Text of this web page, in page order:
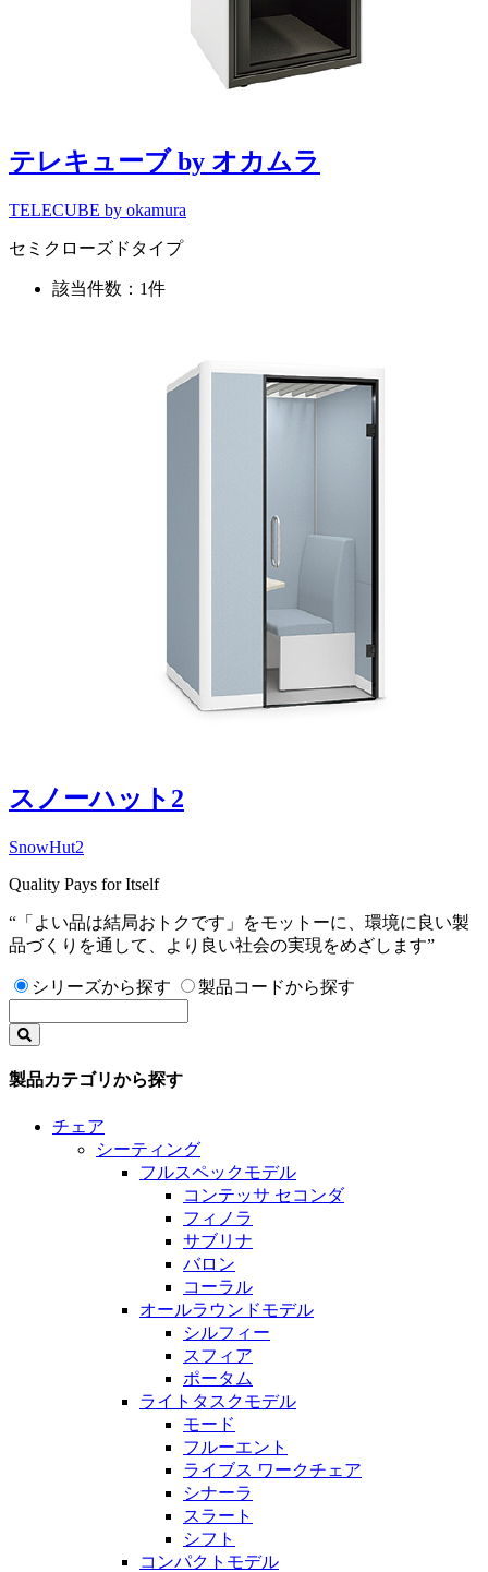
テレキューブ by オカムラ
TELECUBE by okamura
セミクローズドタイプ
該当件数：1件
スノーハット2
SnowHut2
Quality Pays for Itself
“「よい品は結局おトクです」をモットーに、環境に良い製
品づくりを通して、より良い社会の実現をめざします”
シリーズから探す 製品コードから探す
製品カテゴリから探す
チェア
シーティング
フルスペックモデル
コンテッサ セコンダ
フィノラ
サブリナ
バロン
コーラル
オールラウンドモデル
シルフィー
スフィア
ポータム
ライトタスクモデル
モード
フルーエント
ライブス ワークチェア
シナーラ
スラート
シフト
コンパクトモデル